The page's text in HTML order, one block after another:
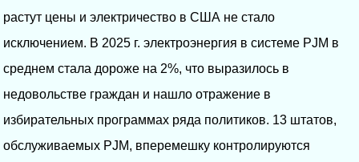
растут цены и электричество в США не стало
исключением. В 2025 г. электроэнергия в системе PJM в
среднем стала дороже на 2%, что выразилось в
недовольстве граждан и нашло отражение в
избирательных программах ряда политиков. 13 штатов,
обслуживаемых PJM, вперемешку контролируются